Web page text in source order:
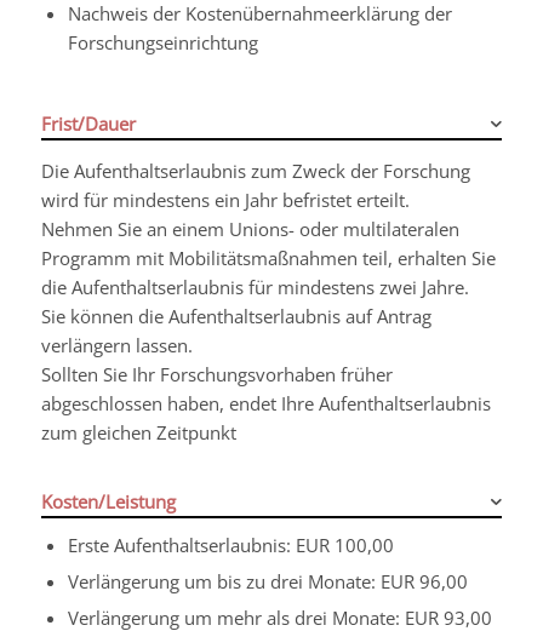
Nachweis der Kostenübernahmeerklärung der
Forschungseinrichtung
Frist/Dauer
Die Aufenthaltserlaubnis zum Zweck der Forschung
wird für mindestens ein Jahr befristet erteilt.
Nehmen Sie an einem Unions- oder multilateralen
Programm mit Mobilitätsmaßnahmen teil, erhalten Sie
die Aufenthaltserlaubnis für mindestens zwei Jahre.
Sie können die Aufenthaltserlaubnis auf Antrag
verlängern lassen.
Sollten Sie Ihr Forschungsvorhaben früher
abgeschlossen haben, endet Ihre Aufenthaltserlaubnis
zum gleichen Zeitpunkt
Kosten/Leistung
Erste Aufenthaltserlaubnis: EUR 100,00
Verlängerung um bis zu drei Monate: EUR 96,00
Verlängerung um mehr als drei Monate: EUR 93,00